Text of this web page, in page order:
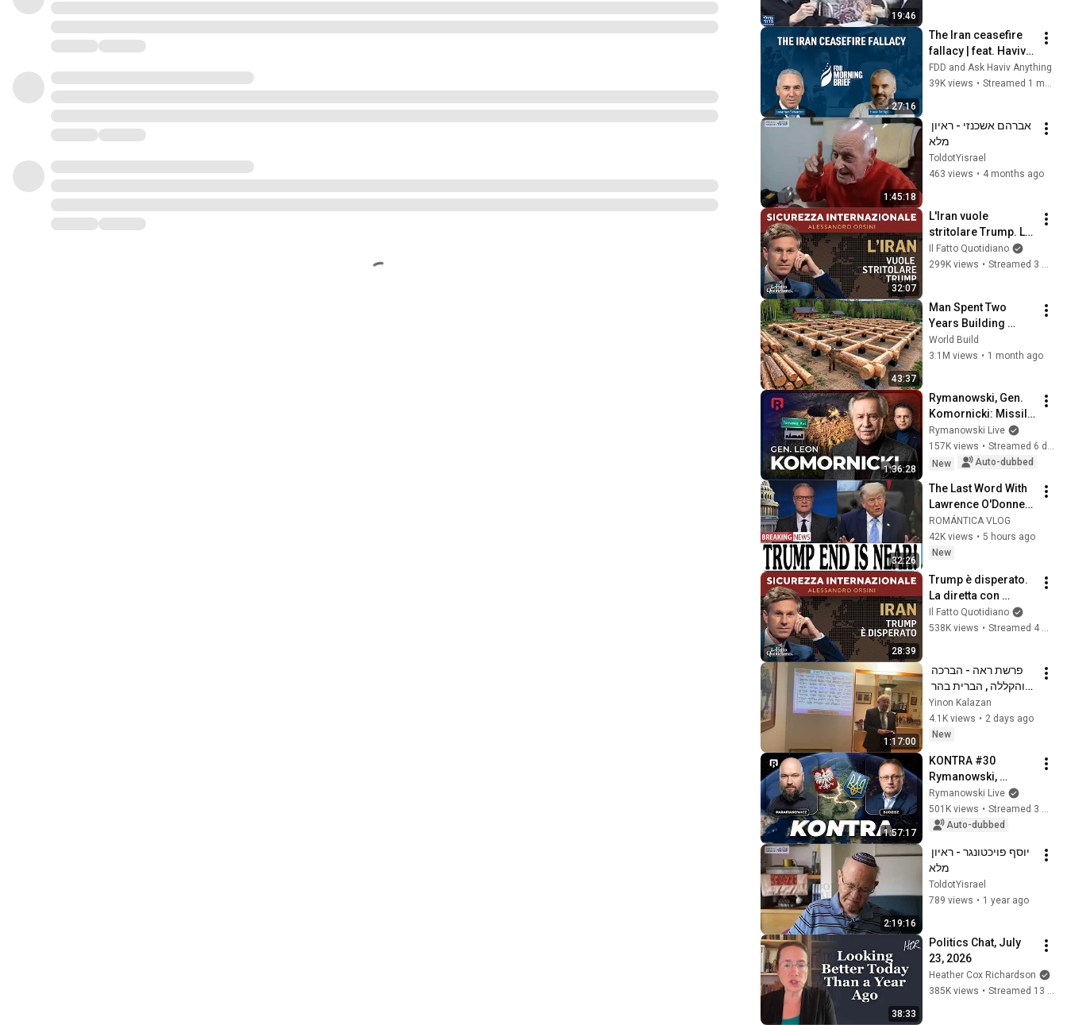
19:46
27:16
The Iran ceasefire
fallacy | feat. Haviv
Rettig Gur
FDD and Ask Haviv Anything
39K views •
1:45:18
מלא
ToldotYisrael
463 views • 4 months ago
32:07
L'Iran vuole
stritolare Trump. La
diretta con
Alessandro Orsini
Il Fatto Quotidiano
299K views • Streamed 3 months ago
43:37
Man Spent Two
Years Building
HUGE Wooden
House for his
@bjornbrenton
World Build
3.1M views • 1 month ago
1:36:28
Rymanowski, Gen.
Komornicki: Missile
strike on Poland
Rymanowski Live
157K views •
Streamed 6 days ago
New
Auto-dubbed
32:26
The Last Word With
Lawrence O'Donnell
8/5/26 | 🅼🆂🅽🅱️🅲
Breaking News
Today Aug 5, 2026
ROMÁNTICA VLOG
42K views • 5 hours ago
New
28:39
Trump è disperato.
La diretta con
Alessandro Orsini
Il Fatto Quotidiano
538K views •
1:17:00
גריזים והר עיבל - הרב
ינון קלזאן
Yinon Kalazan
4.1K views • 2 days ago
New
1:57:17
KONTRA #30
Rymanowski,
Budzisz,
Parafianowicz: Quo
vadis, Ukraine?
Rymanowski Live
501K views •
Streamed 3 weeks ago
Auto-dubbed
2:19:16
מלא
ToldotYisrael
789 views • 1 year ago
38:33
Politics Chat, July
23, 2026
Heather Cox Richardson
385K views • Streamed 13 days ago